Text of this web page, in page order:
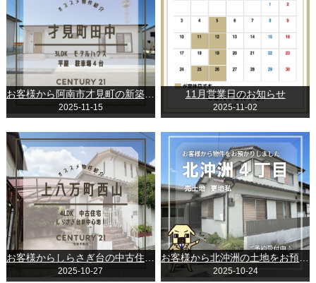
お客様から阿南市才見町の新築物件をお預かりしました。
2025-11-15
11月営業日のお知らせ
2025-11-02
2025-10-27 2025-10-24